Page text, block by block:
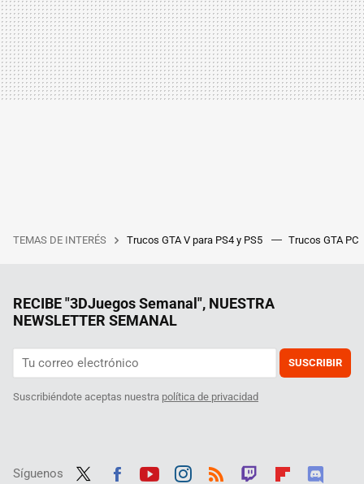
TEMAS DE INTERÉS Trucos GTA V para PS4 y PS5 Trucos GTA PC
RECIBE "3DJuegos Semanal", NUESTRA
NEWSLETTER SEMANAL
SUSCRIBIR
Suscribiéndote aceptas nuestra política de privacidad
Síguenos